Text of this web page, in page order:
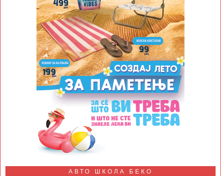
АВТО ШКОЛА БЕКО